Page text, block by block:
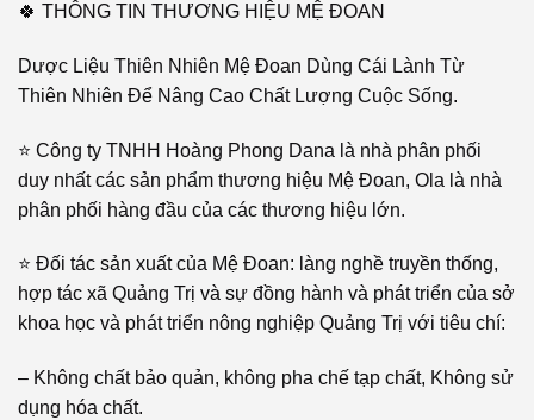
🍀 THÔNG TIN THƯƠNG HIỆU MỆ ĐOAN
Dược Liệu Thiên Nhiên Mệ Đoan Dùng Cái Lành Từ
Thiên Nhiên Để Nâng Cao Chất Lượng Cuộc Sống.
⭐ Công ty TNHH Hoàng Phong Dana là nhà phân phối
duy nhất các sản phẩm thương hiệu Mệ Đoan, Ola là nhà
phân phối hàng đầu của các thương hiệu lớn.
⭐ Đối tác sản xuất của Mệ Đoan: làng nghề truyền thống,
hợp tác xã Quảng Trị và sự đồng hành và phát triển của sở
khoa học và phát triển nông nghiệp Quảng Trị với tiêu chí:
– Không chất bảo quản, không pha chế tạp chất, Không sử
dụng hóa chất.